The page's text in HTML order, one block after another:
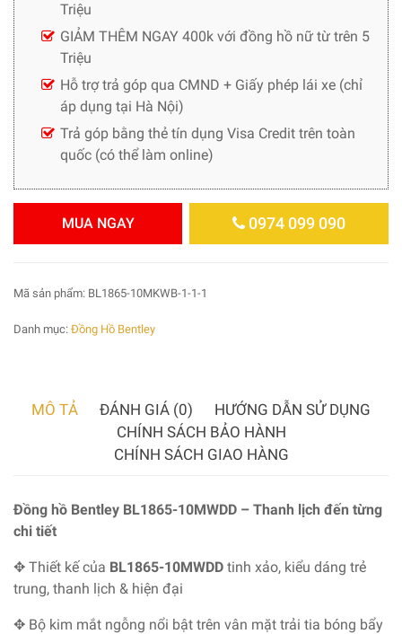
Triệu
GIẢM THÊM NGAY 400k với đồng hồ nữ từ trên 5
Triệu
Hỗ trợ trả góp qua CMND + Giấy phép lái xe (chỉ
áp dụng tại Hà Nội)
Trả góp bằng thẻ tín dụng Visa Credit trên toàn
quốc (có thể làm online)
MUA NGAY 0974 099 090
Mã sản phẩm: BL1865-10MKWB-1-1-1
Danh mục: Đồng Hồ Bentley
MÔ TẢ ĐÁNH GIÁ (0)
HƯỚNG DẪN SỬ DỤNG
CHÍNH SÁCH BẢO HÀNH
CHÍNH SÁCH GIAO HÀNG
Đồng hồ Bentley BL1865-10MWDD – Thanh lịch đến từng
chi tiết
✥ Thiết kế của BL1865-10MWDD tinh xảo, kiểu dáng trẻ
trung, thanh lịch & hiện đại
✥ Bộ kim mắt ngỗng nổi bật trên vân mặt trải tia bóng bẩy